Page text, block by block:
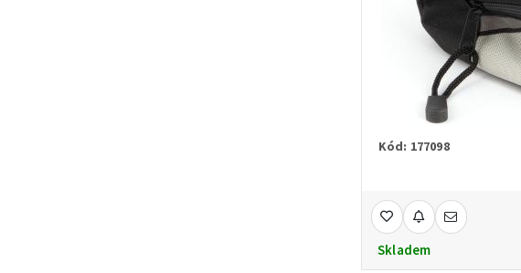
Kód: 177098
Skladem